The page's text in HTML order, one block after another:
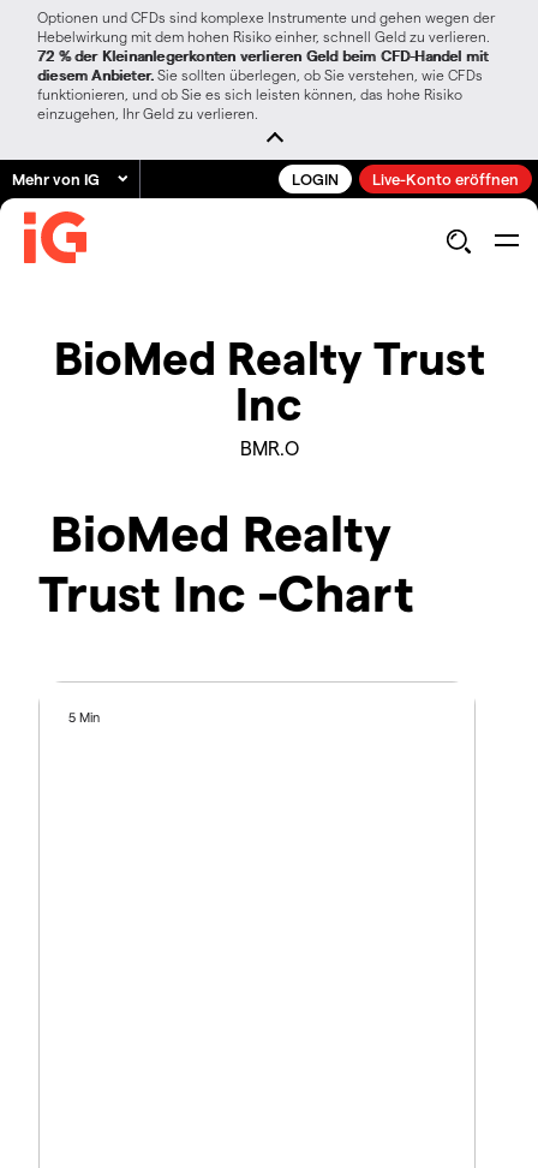
Optionen und CFDs sind komplexe Instrumente und gehen wegen der
Hebelwirkung mit dem hohen Risiko einher, schnell Geld zu verlieren.
72 % der Kleinanlegerkonten verlieren Geld beim CFD-Handel mit
diesem Anbieter. Sie sollten überlegen, ob Sie verstehen, wie CFDs
funktionieren, und ob Sie es sich leisten können, das hohe Risiko
einzugehen, Ihr Geld zu verlieren.
Mehr von IG LOGIN Live-Konto eröffnen
BioMed Realty Trust
Inc
BMR.O
BioMed Realty
Trust Inc -Chart
5 Min